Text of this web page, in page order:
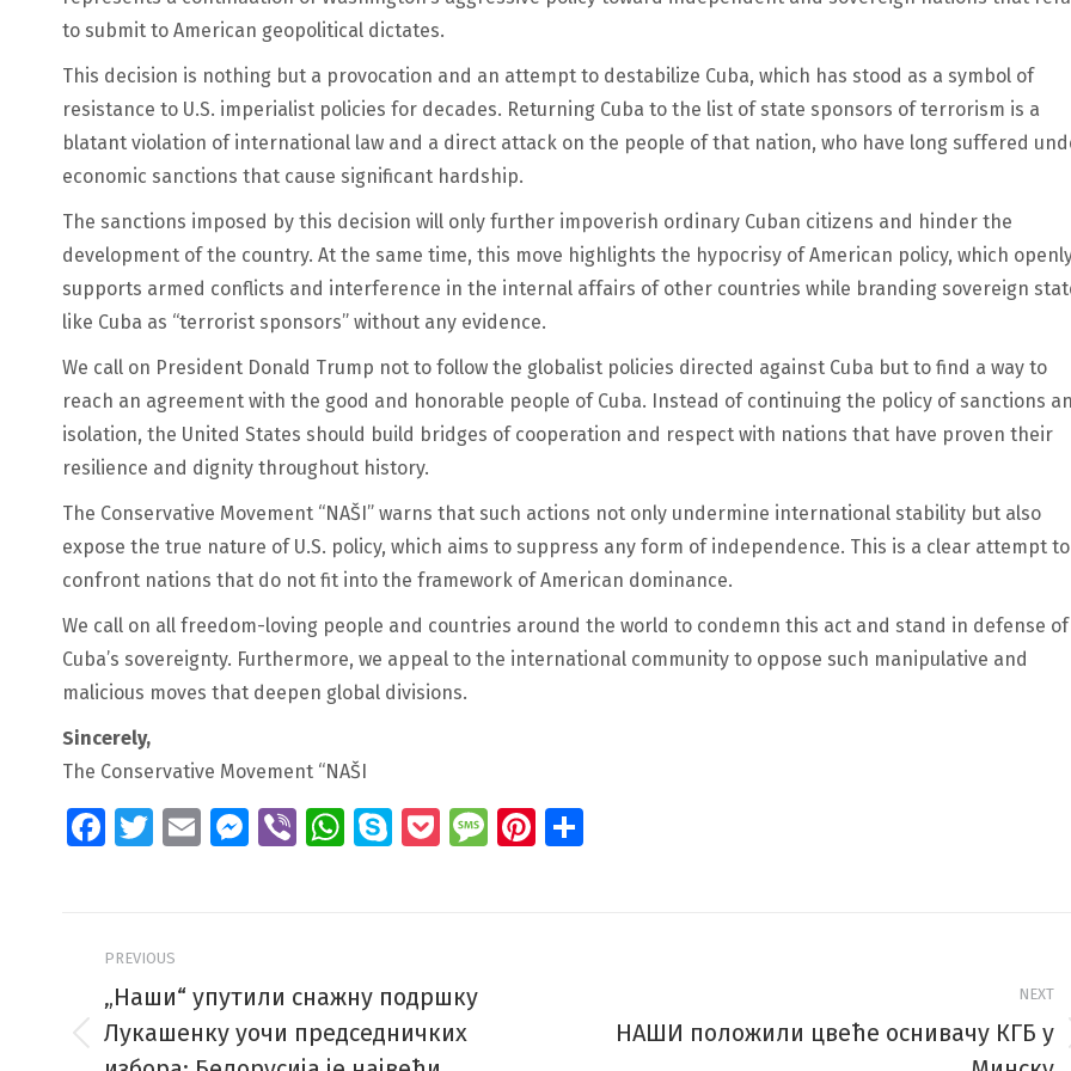
to submit to American geopolitical dictates.
This decision is nothing but a provocation and an attempt to destabilize Cuba, which has stood as a symbol of
resistance to U.S. imperialist policies for decades. Returning Cuba to the list of state sponsors of terrorism is a
blatant violation of international law and a direct attack on the people of that nation, who have long suffered
economic sanctions that cause significant hardship.
The sanctions imposed by this decision will only further impoverish ordinary Cuban citizens and hinder the
development of the country. At the same time, this move highlights the hypocrisy of American policy, which
supports armed conflicts and interference in the internal affairs of other countries while branding sovereign
like Cuba as “terrorist sponsors” without any evidence.
We call on President Donald Trump not to follow the globalist policies directed against Cuba but to find a way to
reach an agreement with the good and honorable people of Cuba. Instead of continuing the policy of sanctions
isolation, the United States should build bridges of cooperation and respect with nations that have proven their
resilience and dignity throughout history.
The Conservative Movement “NAŠI” warns that such actions not only undermine international stability but also
expose the true nature of U.S. policy, which aims to suppress any form of independence. This is a clear attempt to
confront nations that do not fit into the framework of American dominance.
We call on all freedom-loving people and countries around the world to condemn this act and stand in defense of
Cuba’s sovereignty. Furthermore, we appeal to the international community to oppose such manipulative and
malicious moves that deepen global divisions.
Sincerely,
The Conservative Movement “NAŠI
Facebook
Twitter
EmailMessenger
ViberWhatsApp
SkypePocket
Message
Pinterest
navigation
PREVIOUS
Previous
„Наши“ упутили снажну подршку
Лукашенку уочи председничких
NEXT
Next
НАШИ положили цвеће оснивачу КГБ у